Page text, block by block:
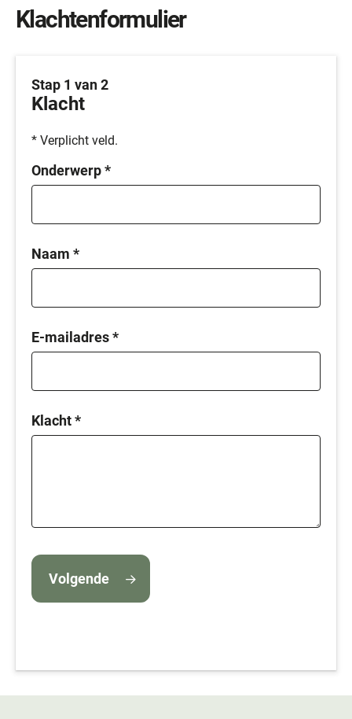
Klachtenformulier
Stap 1 van 2
Klacht
* Verplicht veld.
Onderwerp*
Naam *
E-mailadres*
Klacht*
Volgende